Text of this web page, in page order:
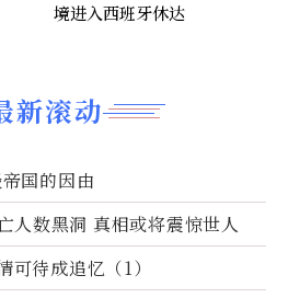
新滚动
国的因由
人数黑洞 真相或将震惊世人
可待成追忆（1）
境进入西班牙休达